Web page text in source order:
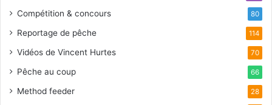
Compétition & concours 80
Reportage de pêche 114
Vidéos de Vincent Hurtes 70
Pêche au coup 66
Method feeder 28